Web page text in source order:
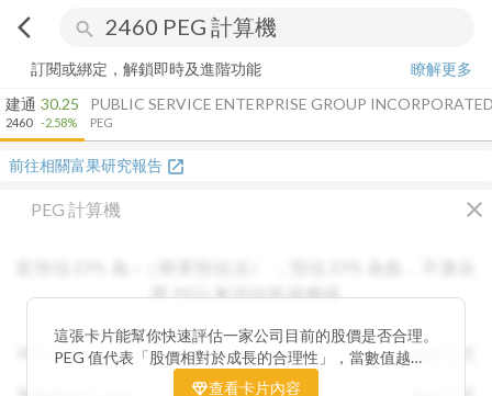
arrow_back_ios search
訂閱或綁定，解鎖即時及進階功能
瞭解更多
建通
2460
30.25
-2.58%
PUBLIC SERVICE ENTERPRISE GROUP
PEG
前往相關富果研究報告 open_in_new
PEG 計算機 close
用 PEG 來評估投資價值
PEG :N/A
這張卡片能幫你快速評估一家公司目前的股價是否合理。
PEG 值代表「股價相對於成長的合理性」，當數值越
低，通常表示股票價格尚未充分反映公司未來的獲利成長
查看卡片內容